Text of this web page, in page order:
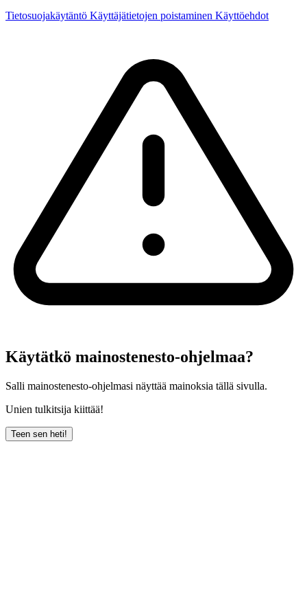
Tietosuojakäytäntö Käyttäjätietojen poistaminen Käyttöehdot
Käytätkö mainostenesto-ohjelmaa?
Salli mainostenesto-ohjelmasi näyttää mainoksia tällä sivulla.
Unien tulkitsija kiittää!
Teen sen heti!